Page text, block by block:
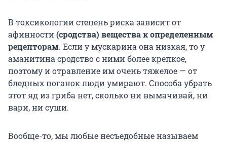
В токсикологии степень риска зависит от
афинности(сродства) вещества к определенным
рецепторам. Если умускарина она низкая, то у
аманитина сродство с ними более крепкое,
поэтому и отравление им очень тяжелое — от
бледных поганок люди умирают. Способа убрать
этот яд из гриба нет, сколько ни вымачивай, ни
вари, ни суши.
Вообще-то, мы любые несъедобные называем